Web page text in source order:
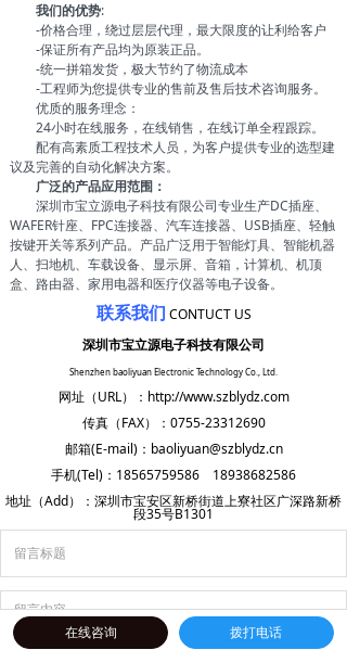
我们的优势:
-价格合理，绕过层层代理，最大限度的让利给客户
-保证所有产品均为原装正品。
-统一拼箱发货，极大节约了物流成本
-工程师为您提供专业的售前及售后技术咨询服务。
优质的服务理念：
24小时在线服务，在线销售，在线订单全程跟踪。
配有高素质工程技术人员，为客户提供专业的选型建
议及完善的自动化解决方案。
广泛的产品应用范围：
深圳市宝立源电子科技有限公司专业生产DC插座、
WAFER针座、FPC连接器、汽车连接器、USB插座、轻触
按键开关等系列产品。产品广泛用于智能灯具、智能机器
人、扫地机、车载设备、显示屏、音箱，计算机、机顶
盒、路由器、家用电器和医疗仪器等电子设备。
联系我们 CONTUCT US
深圳市宝立源电子科技有限公司
Shenzhen baoliyuan Electronic Technology Co., Ltd.
网址（URL）：http://www.szblydz.com
传真（FAX）：0755-23312690
邮箱(E-mail)：baoliyuan@szblydz.cn
手机(Tel)：18565759586 18938682586
地址（Add）：深圳市宝安区新桥街道上寮社区广深路新桥
段35号B1301
在线咨询 拨打电话